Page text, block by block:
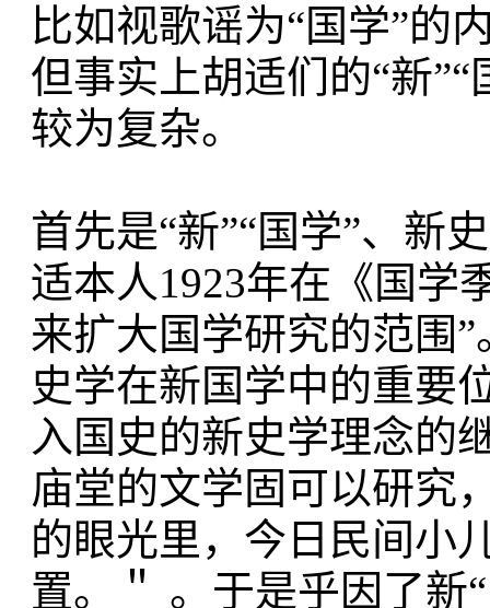
比如视歌谣为“国学”的
但事实上胡适们的“新”“
较为复杂。
首先是“新”“国学”、新
适本人1923年在《国学
来扩大国学研究的范围
史学在新国学中的重要
入国史的新史学理念的
庙堂的文学固可以研究
的眼光里，今日民间小
置。＂ 。于是乎因了新